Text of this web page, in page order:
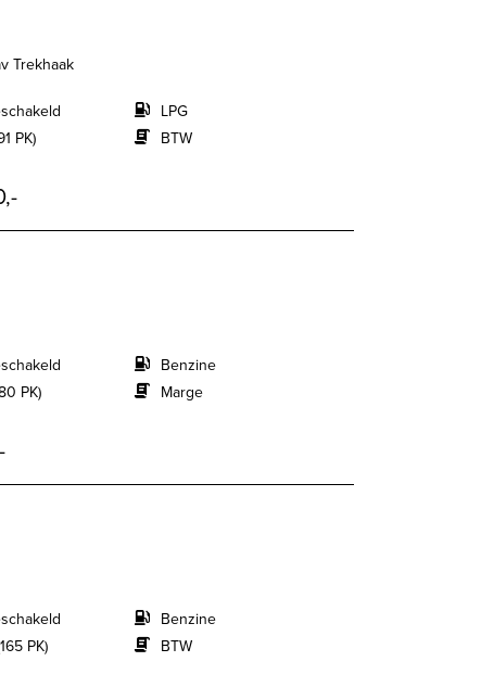
Trekhaak
PK)
LPG
BTW
PK)
Benzine
Marge
PK)
Benzine
BTW